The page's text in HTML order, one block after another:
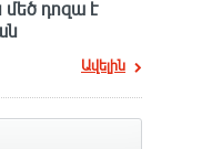
դnզա է
Ավելին